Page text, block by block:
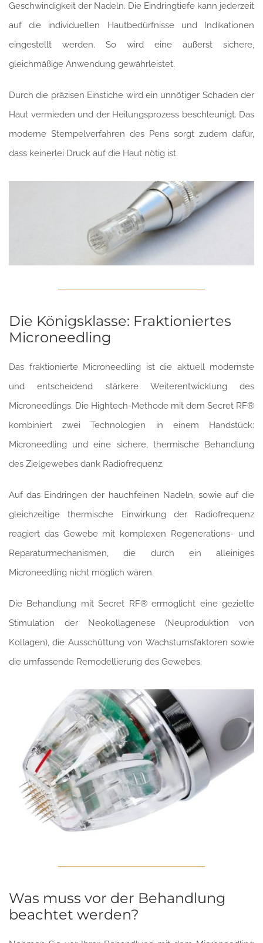
Geschwindigkeit der Nadeln. Die Eindringtiefe kann jederzeit
auf die individuellen Hautbedürfnisse und Indikationen
eingestellt werden. So wird eine äußerst sichere,
gleichmäßige Anwendung gewährleistet.
Durch die präzisen Einstiche wird ein unnötiger Schaden der
Haut vermieden und der Heilungsprozess beschleunigt. Das
moderne Stempelverfahren des Pens sorgt zudem dafür,
dass keinerlei Druck auf die Haut nötig ist.
Die Königsklasse: Fraktioniertes
Microneedling
Das fraktionierte Microneedling ist die aktuell modernste
und entscheidend stärkere Weiterentwicklung des
Microneedlings. Die Hightech-Methode mit dem Secret RF®
kombiniert zwei Technologien in einem Handstück:
Microneedling und eine sichere, thermische Behandlung
des Zielgewebes dank Radiofrequenz.
Auf das Eindringen der hauchfeinen Nadeln, sowie auf die
gleichzeitige thermische Einwirkung der Radiofrequenz
reagiert das Gewebe mit komplexen Regenerations- und
Reparaturmechanismen, die durch ein alleiniges
Microneedling nicht möglich wären.
Die Behandlung mit Secret RF® ermöglicht eine gezielte
Stimulation der Neokollagenese (Neuproduktion von
Kollagen), die Ausschüttung von Wachstumsfaktoren sowie
die umfassende Remodellierung des Gewebes.
Was muss vor der Behandlung
beachtet werden?